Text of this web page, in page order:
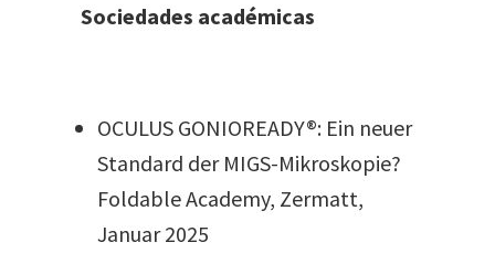
Sociedades académicas
OCULUS GONIOREADY®: Ein neuer
Standard der MIGS-Mikroskopie?
Foldable Academy, Zermatt,
Januar 2025